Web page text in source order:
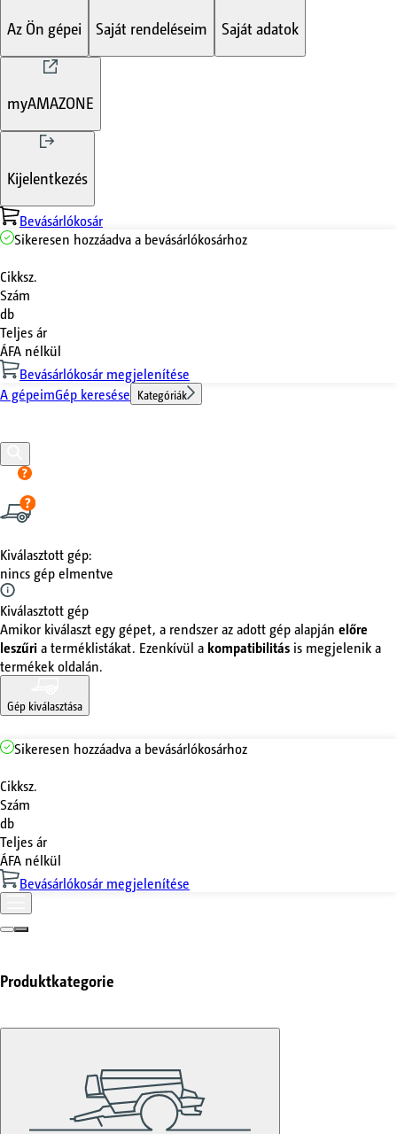
Az Ön gépei Saját rendeléseim Saját adatok
myAMAZONE
Kijelentkezés
Bevásárlókosár
Sikeresen hozzáadva a bevásárlókosárhoz
Cikksz.
Szám
db
Teljes ár
ÁFA nélkül
Bevásárlókosár megjelenítése
A gépeimGép keresése Kategóriák
Kiválasztott gép:
nincs gép elmentve
Kiválasztott gép
Amikor kiválaszt egy gépet, a rendszer az adott gép alapján előre
leszűria terméklistákat. Ezenkívül a kompatibilitás is megjelenik a
termékek oldalán.
Gép kiválasztása
Sikeresen hozzáadva a bevásárlókosárhoz
Cikksz.
Szám
db
Teljes ár
ÁFA nélkül
Bevásárlókosár megjelenítése
Produktkategorie